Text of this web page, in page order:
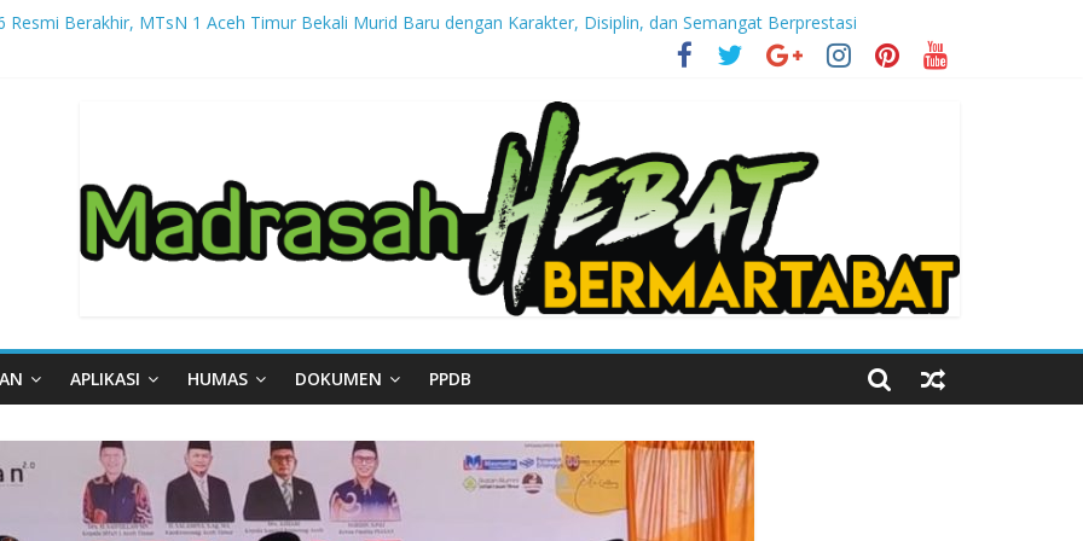
Resmi Berakhir, MTsN 1 Aceh Timur Bekali Murid Baru dengan Karakter, Disiplin, dan Semangat Berprestasi
APLIKASI HUMAS DOKUMEN PPDB